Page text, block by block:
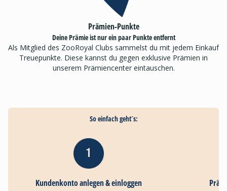
Prämien-Punkte
Deine Prämie ist nur ein paar Punkte entfernt
Als Mitglied des ZooRoyal Clubs sammelst du mit jedem Einkauf
Treuepunkte. Diese kannst du gegen exklusive Prämien in
unserem Prämiencenter eintauschen.
So einfach geht´s:
Kundenkonto anlegen & einloggen